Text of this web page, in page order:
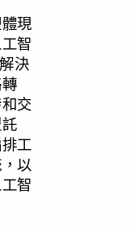
現
智
決
交
工
以
智